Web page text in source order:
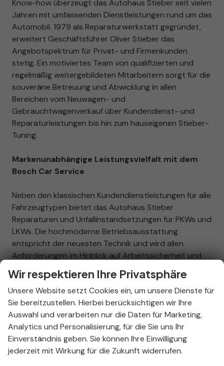
Know-how überzeugt das Autohaus Stieber seit vielen
Jahren mit umfassenden Dienstleistungen rund um das
Automobil. 1979 als Reparaturwerkstatt gegründet,
erweitert Geschäftsführer Oliver Stieber das
Angebotspektrum für Privat- und Firmenkunden
stetig. Ein motiviertes Team von qualifizierten und
regelmäßig weitergebildeten Mitarbeitern sorgt für die
souveräne Betreuung und Abwicklung in allen
Bereichen vom Neuwagen- und
Gebrauchtwagenverkauf über Kundendienst- und
Reparaturleistungen bis hin zum hauseigenen Stieber-
Tuning.
Markenunabhängige Leistungsvielfalt mit dem
Bosch Car Service
Neben den klassischen Kundendienstleistungen für alle
Fahrzeugtypen bietet das Autohaus Stieber
Reparaturen und Unfallinstandsetzungen für PKWs und
LKWs. Die hochmoderne Betriebsausstattung
entspricht der neuesten Technik und wird allen
Anforderungen im Hinblick auf Arbeitssicherheit und
anderem Lackierkabine, Rahmenrichtbank, modernste
Motortest- und Diagnosegeräte, beispielsweise ein
computergesteuerter Achsmessstand, ein
Bremsprüfstand für PKW und LKW sowie weitere
Mess- und Prüfmittel. Das Unternehmen führt auch
Nutzfahrzeugreparaturen und Industrielackierungen
durch. Die Umwandlung der Mehrmarkenwerkstatt in
Wir respektieren Ihre Privatsphäre
Unsere Website setzt Cookies ein, um unsere Dienste für
Sie bereitzustellen. Hierbei berücksichtigen wir Ihre
Auswahl und verarbeiten nur die Daten für Marketing,
Analytics und Personalisierung, für die Sie uns Ihr
Einverständnis geben. Sie können Ihre Einwilligung
jederzeit mit Wirkung für die Zukunft widerrufen.